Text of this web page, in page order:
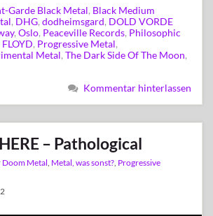
Garde Black Metal, Black Medium
, DHG, dodheimsgard, DOLD VORDE
, Oslo, Peaceville Records, Philosophic
, Progressive Metal,
Metal, The Dark Side Of The Moon,
Kommentar hinterlassen
– Pathological
Doom Metal Metal, was sonst? Progressive